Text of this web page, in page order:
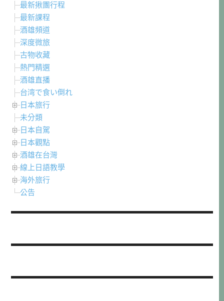
最新揪團行程
最新課程
酒雄頻道
深度微旅
古物收藏
熱門精選
酒雄直播
台湾で食い倒れ
日本旅行
未分類
日本自駕
日本觀點
酒雄在台灣
線上日語教學
海外旅行
公告